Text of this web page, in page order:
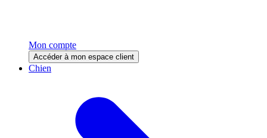
Mon compte
Accéder à mon espace client
Chien